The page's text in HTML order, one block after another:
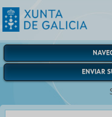
ENVIAR